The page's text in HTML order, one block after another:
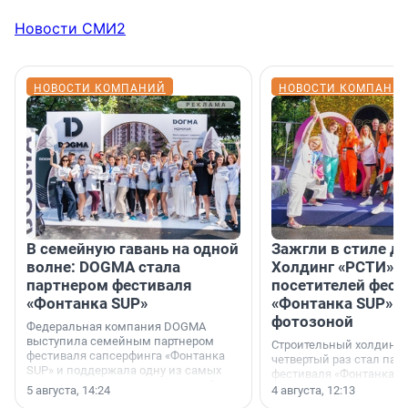
Новости СМИ2
НОВОСТИ КОМПАНИЙ
В семейную гавань на одной
волне: DOGMA стала
партнером фестиваля
«Фонтанка SUP»
Федеральная компания DOGMA
выступила семейным партнером
фестиваля сапсерфинга «Фонтанка
SUP» и поддержала одну из самых
ярких и романтичных номинаций —
«SUP-свадьба».
5 августа, 14:24
НОВОСТИ
Зажгли в стиле
Холдинг «РСТИ»
посетителей
«Фонтанка SUP»
фотозоной
Строительный холдинг
четвертый раз стал
фестиваля «Фонтанка
раз компания
4 августа, 12:13